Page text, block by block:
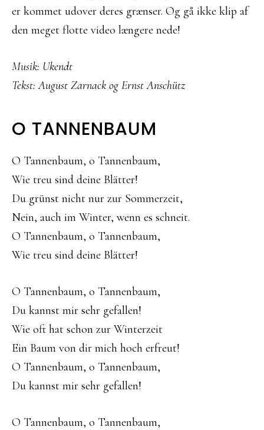
er kommet udover deres grænser. Og gå ikke klip af
den meget flotte video længere nede!
Musik: Ukendt
Tekst: August Zarnack og Ernst Anschütz
O TANNENBAUM
O Tannenbaum, o Tannenbaum,
Wie treu sind deine Blätter!
Du grünst nicht nur zur Sommerzeit,
Nein, auch im Winter, wenn es schneit.
O Tannenbaum, o Tannenbaum,
Wie treu sind deine Blätter!
O Tannenbaum, o Tannenbaum,
Du kannst mir sehr gefallen!
Wie oft hat schon zur Winterzeit
Ein Baum von dir mich hoch erfreut!
O Tannenbaum, o Tannenbaum,
Du kannst mir sehr gefallen!
O Tannenbaum, o Tannenbaum,